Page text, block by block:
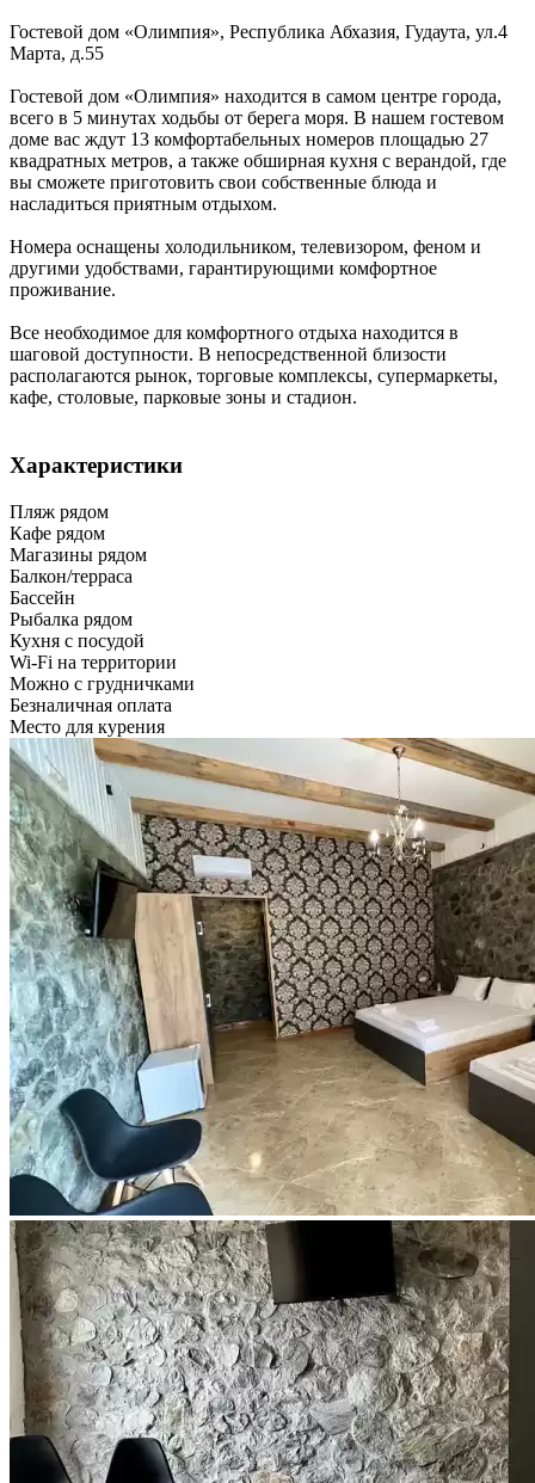
Гостевой дом «Олимпия», Республика Абхазия, Гудаута, ул.4
Марта, д.55
Гостевой дом «Олимпия» находится в самом центре города,
всего в 5 минутах ходьбы от берега моря. В нашем гостевом
доме вас ждут 13 комфортабельных номеров площадью 27
квадратных метров, а также обширная кухня с верандой, где
вы сможете приготовить свои собственные блюда и
насладиться приятным отдыхом.
Номера оснащены холодильником, телевизором, феном и
другими удобствами, гарантирующими комфортное
проживание.
Все необходимое для комфортного отдыха находится в
шаговой доступности. В непосредственной близости
располагаются рынок, торговые комплексы, супермаркеты,
кафе, столовые, парковые зоны и стадион.
Характеристики
Пляж рядом
Кафе рядом
Магазины рядом
Балкон/терраса
Бассейн
Рыбалка рядом
Кухня с посудой
Wi-Fi на территории
Можно с грудничками
Безналичная оплата
Место для курения